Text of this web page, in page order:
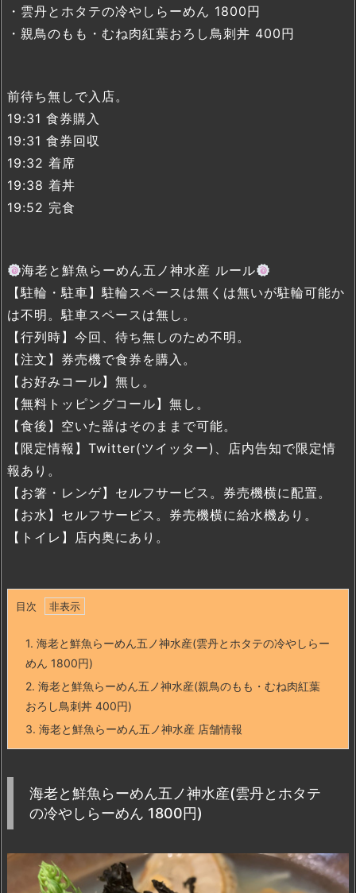
・雲丹とホタテの冷やしらーめん 1800円
・親鳥のもも・むね肉紅葉おろし鳥刺丼 400円
前待ち無しで入店。
19:31 食券購入
19:31 食券回収
19:32 着席
19:38 着丼
19:52 完食
海老と鮮魚らーめん五ノ神水産 ルール
【駐輪・駐車】駐輪スペースは無くは無いが駐輪可能か
は不明。駐車スペースは無し。
【行列時】今回、待ち無しのため不明。
【注文】券売機で食券を購入。
【お好みコール】無し。
【無料トッピングコール】無し。
【食後】空いた器はそのままで可能。
【限定情報】Twitter(ツイッター)、店内告知で限定情
報あり。
【お箸・レンゲ】セルフサービス。券売機横に配置。
【お水】セルフサービス。券売機横に給水機あり。
【トイレ】店内奥にあり。
目次
1. 海老と鮮魚らーめん五ノ神水産(雲丹とホタテの冷やしらー
めん 1800円)
2. 海老と鮮魚らーめん五ノ神水産(親鳥のもも・むね肉紅葉
おろし鳥刺丼 400円)
3. 海老と鮮魚らーめん五ノ神水産 店舗情報
海老と鮮魚らーめん五ノ神水産(雲丹とホタテ
の冷やしらーめん 1800円)